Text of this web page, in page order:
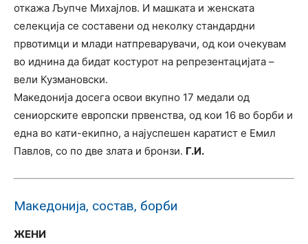
откажа Љупче Михајлов. И машката и женската
селекција се составени од неколку стандардни
првотимци и млади натпреварувачи, од кои очекувам
во иднина да бидат костурот на репрезентацијата –
вели Кузмановски.
Македонија досега освои вкупно 17 медали од
сениорските европски првенства, од кои 16 во борби и
една во кати-екипно, а најуспешен каратист е Емил
Павлов, со по две злата и бронзи. Г.И.
Македонија, состав, борби
ЖЕНИ